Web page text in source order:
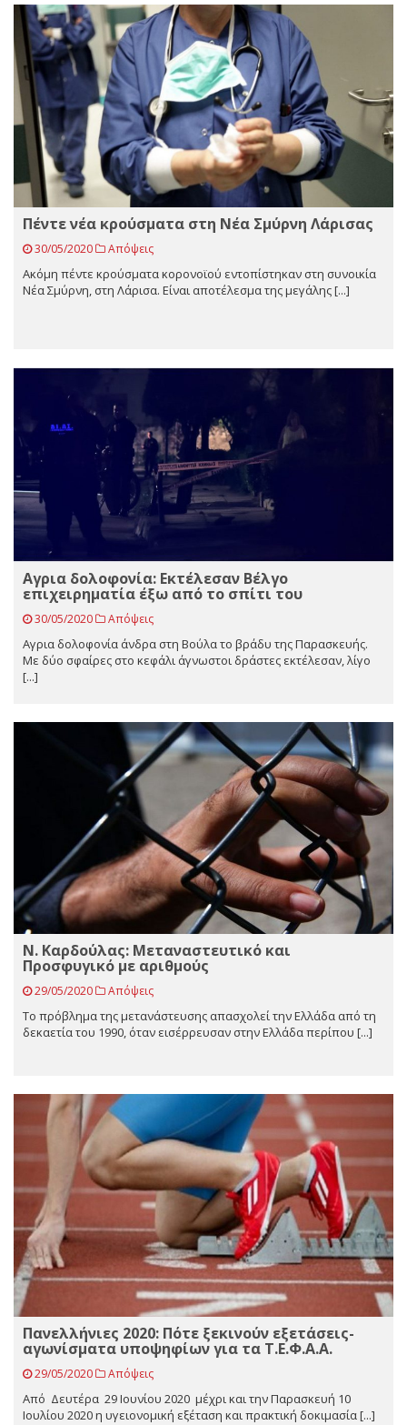
Πέντε νέα κρούσματα στη Νέα Σμύρνη Λάρισας
30/05/2020 Απόψεις
Ακόμη πέντε κρούσματα κορονοϊού εντοπίστηκαν στη συνοικία
Νέα Σμύρνη, στη Λάρισα. Είναι αποτέλεσμα της μεγάλης [...]
Αγρια δολοφονία: Εκτέλεσαν Βέλγο
επιχειρηματία έξω από το σπίτι του
30/05/2020 Απόψεις
Αγρια δολοφονία άνδρα στη Βούλα το βράδυ της Παρασκευής.
Με δύο σφαίρες στο κεφάλι άγνωστοι δράστες εκτέλεσαν, λίγο
[...]
Ν. Καρδούλας: Μεταναστευτικό και
Προσφυγικό με αριθμούς
29/05/2020 Απόψεις
Το πρόβλημα της μετανάστευσης απασχολεί την Ελλάδα από τη
δεκαετία του 1990, όταν εισέρρευσαν στην Ελλάδα περίπου [...]
Πανελλήνιες 2020: Πότε ξεκινούν εξετάσεις-
αγωνίσματα υποψηφίων για τα Τ.Ε.Φ.Α.Α.
29/05/2020 Απόψεις
Aπό Δευτέρα 29 Ιουνίου 2020 μέχρι και την Παρασκευή 10
Ιουλίου 2020 η υγειονομική εξέταση και πρακτική δοκιμασία [...]